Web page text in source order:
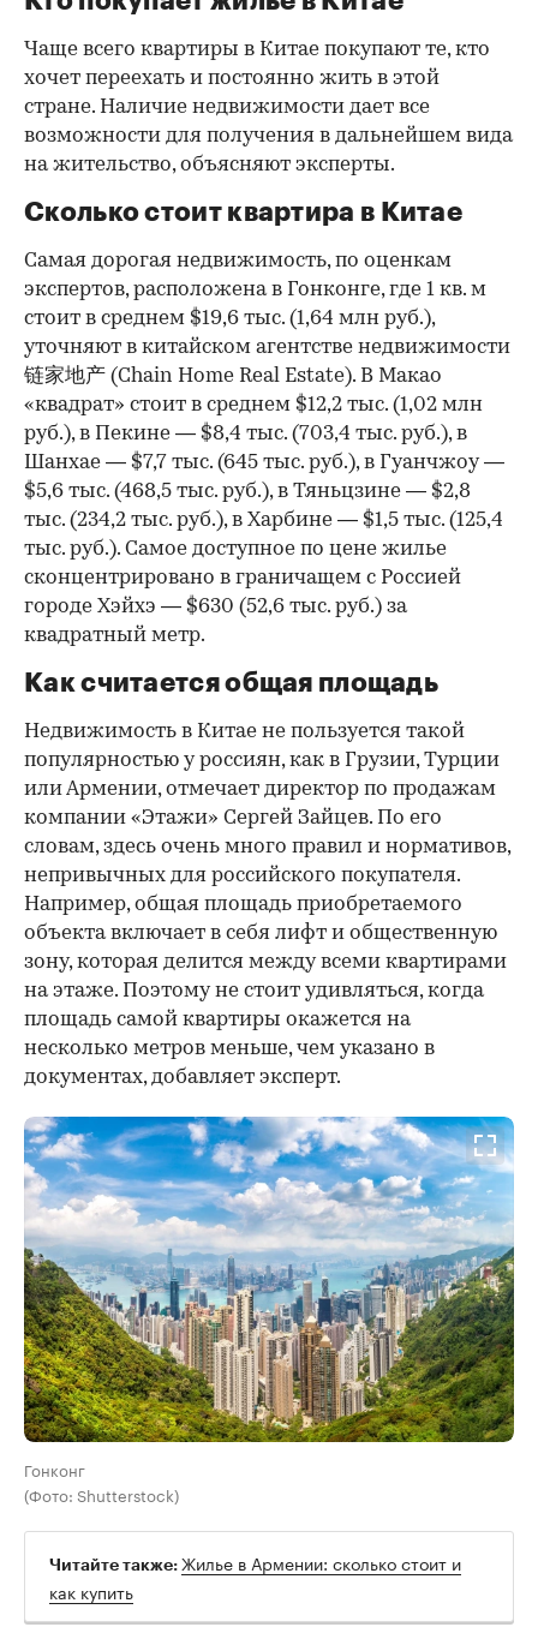
Чаще всего квартиры в Китае покупают те, кто
хочет переехать и постоянно жить в этой
стране. Наличие недвижимости дает все
возможности для получения в дальнейшем вида
на жительство, объясняют эксперты.
Сколько стоит квартира в Китае
Самая дорогая недвижимость, по оценкам
экспертов, расположена в Гонконге, где 1 кв. м
стоит в среднем $19,6 тыс. (1,64 млн руб.),
уточняют в китайском агентстве недвижимости
链家地产 (Chain Home Real Estate). В Макао
«квадрат» стоит в среднем $12,2 тыс. (1,02 млн
руб.), в Пекине — $8,4 тыс. (703,4 тыс. руб.), в
Шанхае — $7,7 тыс. (645 тыс. руб.), в Гуанчжоу —
$5,6 тыс. (468,5 тыс. руб.), в Тяньцзине — $2,8
тыс. (234,2 тыс. руб.), в Харбине — $1,5 тыс. (125,4
тыс. руб.). Самое доступное по цене жилье
сконцентрировано в граничащем с Россией
городе Хэйхэ — $630 (52,6 тыс. руб.) за
квадратный метр.
Как считается общая площадь
Недвижимость в Китае не пользуется такой
популярностью у россиян, как в Грузии, Турции
или Армении, отмечает директор по продажам
компании «Этажи» Сергей Зайцев. По его
словам, здесь очень много правил и нормативов,
непривычных для российского покупателя.
Например, общая площадь приобретаемого
объекта включает в себя лифт и общественную
зону, которая делится между всеми квартирами
на этаже. Поэтому не стоит удивляться, когда
площадь самой квартиры окажется на
несколько метров меньше, чем указано в
документах, добавляет эксперт.
Гонконг
(Фото: Shutterstock)
Читайте также: Жилье в Армении: сколько стоит и
как купить